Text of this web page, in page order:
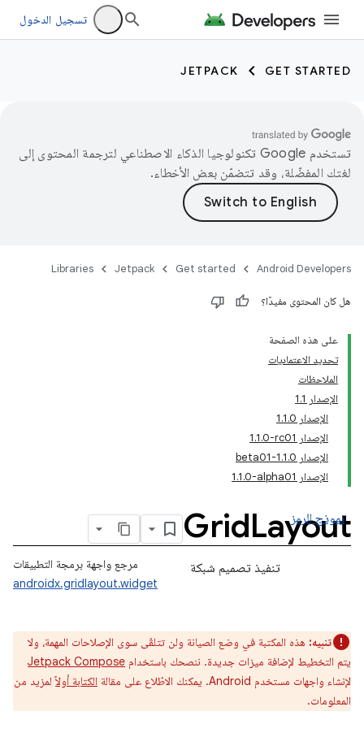
تسجيل الدخول
GET STARTED
JETPACK
تستخدم Google تكنولوجيا الذكاء الاصطناعي لترجمة المحتوى إلى
لغتك المفضّلة، وقد تتضمّن بعض الأخطاء.
Android Developers
Get started
Jetpack
Libraries
هل كان المحتوى مفيدًا؟
على هذه الصفحة
تحديد الاعتماديات
الملاحظات
الإصدار 1.1
الإصدار 1.1.0
الإصدار ‎1.1.0-rc01
الإصدار 1.1.0-beta01
الإصدار ‎1.1.0-alpha01
GridLayout
نموذج الرمز
مرجع واجهة برمجة التطبيقات
androidx.gridlayout.widget
تنفيذ تصميم شبكة
تنبيه: هذه المكتبة في وضع الصيانة ولن تتلقّى سوى الإصلاحات المهمة، ولا
يتم التخطيط لإضافة ميزات جديدة. ننصحك باستخدام Jetpack Compose
لإنشاء واجهات مستخدم Android. يمكنك الاطّلاع على مقالة
الكتابة أولاًلمزيد من
المعلومات.